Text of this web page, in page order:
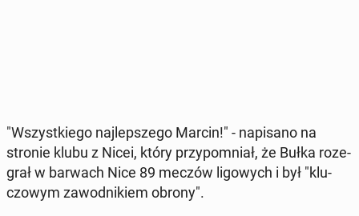
"Wszyst­kie­go naj­lep­sze­go Marcin!" - na­pi­sa­no na
stronie klubu z Nicei, który przy­po­mniał, że Bułka ro­ze­
grał w barwach Nice 89 meczów li­go­wych i był "klu­
czo­wym za­wod­ni­kiem obrony".